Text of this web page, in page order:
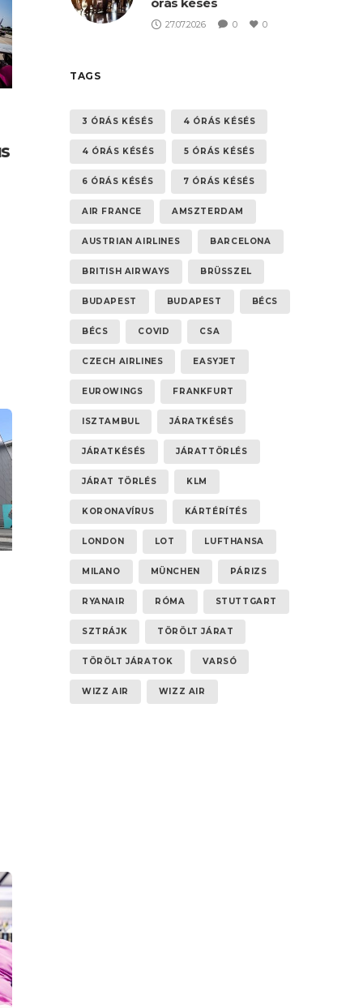
27.07.2026 0 0
TAGS
3 ÓRÁS KÉSÉS 4 ÓRÁS KÉSÉS
4 ÓRÁS KÉSÉS 5 ÓRÁS KÉSÉS
6 ÓRÁS KÉSÉS 7 ÓRÁS KÉSÉS
AIR FRANCE AMSZTERDAM
AUSTRIAN AIRLINES BARCELONA
BRITISH AIRWAYS BRÜSSZEL
BUDAPEST BUDAPEST BÉCS
BÉCS COVID CSA
CZECH AIRLINES EASYJET
EUROWINGS FRANKFURT
ISZTAMBUL JÁRATKÉSÉS
JÁRATKÉSÉS JÁRATTÖRLÉS
JÁRAT TÖRLÉS KLM
KORONAVÍRUS KÁRTÉRÍTÉS
LONDON LOT LUFTHANSA
MILANO MÜNCHEN PÁRIZS
RYANAIR RÓMA STUTTGART
SZTRÁJK TÖRÖLT JÁRAT
TÖRÖLT JÁRATOK VARSÓ
WIZZ AIR WIZZ AIR